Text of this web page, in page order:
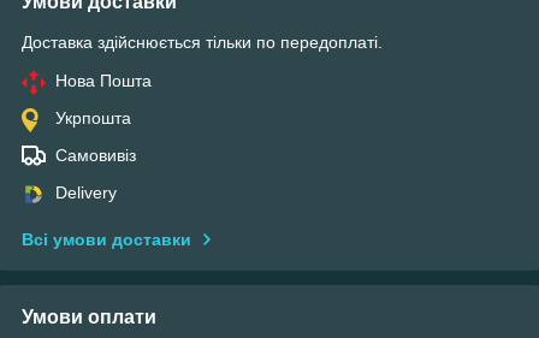
Доставка здійснюється тільки по передоплаті.
Нова Пошта
Укрпошта
Самовивіз
Delivery
Всі умови доставки
Умови оплати